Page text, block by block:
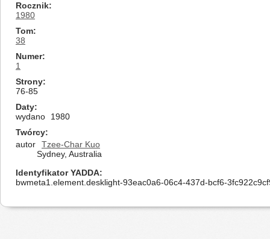
Rocznik
1980
Tom
38
Numer
1
Strony
76-85
Daty
wydano
1980
Twórcy
autor
Tzee-Char Kuo
Sydney, Australia
Identyfikator YADDA
bwmeta1.element.desklight-93eac0a6-06c4-437d-bcf6-